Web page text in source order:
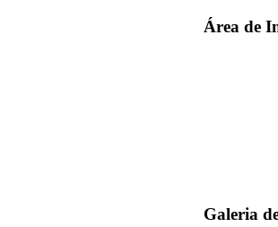
Área de
Galeria